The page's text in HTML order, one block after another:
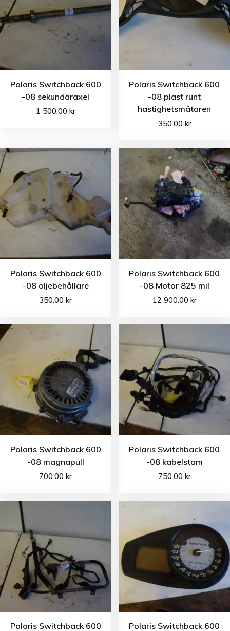
Polaris Switchback 600
-08 sekundäraxel
1 500.00 kr
Polaris Switchback 600
-08 plast runt
hastighetsmätaren
350.00 kr
Polaris Switchback 600
-08 oljebehållare
350.00kr
Polaris Switchback 600
-08 Motor 825 mil
12 900.00 kr
Polaris Switchback 600
-08 magnapull
700.00kr
Polaris Switchback 600
-08 kabelstam
750.00 kr
Polaris Switchback 600 Polaris Switchback 600